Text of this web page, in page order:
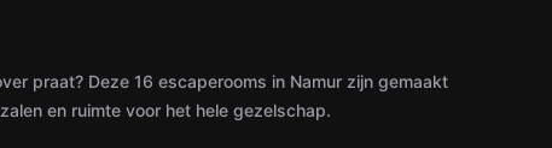
praat? Deze 16 escaperooms in Namur zijn gemaakt
en ruimte voor het hele gezelschap.